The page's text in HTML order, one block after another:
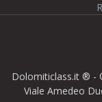
Dolomiticlass.it ® -
Viale Amedeo